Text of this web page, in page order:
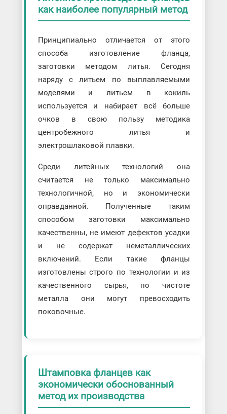
как наиболее популярный метод
Принципиально отличается от этого
способа изготовление фланца,
заготовки методом литья. Сегодня
наряду с литьем по выплавляемыми
моделями и литьем в кокиль
используется и набирает всё больше
очков в свою пользу методика
центробежного литья и
электрошлаковой плавки.
Среди литейных технологий она
считается не только максимально
технологичной, но и экономически
оправданной. Полученные таким
способом заготовки максимально
качественны, не имеют дефектов усадки
и не содержат неметаллических
включений. Если такие фланцы
изготовлены строго по технологии и из
качественного сырья, по чистоте
металла они могут превосходить
поковочные.
Штамповка фланцев как
экономически обоснованный
метод их производства